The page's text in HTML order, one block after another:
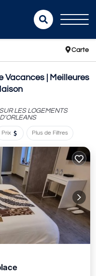
Carte
Vacances | Meilleures
LES LOGEMENTS
Prix Plus de Filtres